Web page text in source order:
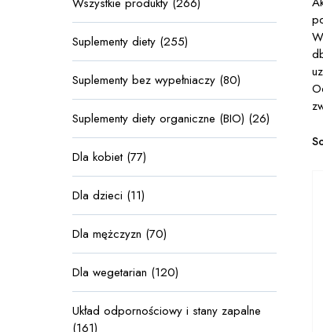
Suplementy diety (255)
Suplementy bez wypełniaczy (80)
Suplementy diety organiczne (BIO) (26)
Dla kobiet (77)
Dla dzieci (11)
Dla mężczyzn (70)
Dla wegetarian (120)
Układ odpornościowy i stany zapalne
(161)